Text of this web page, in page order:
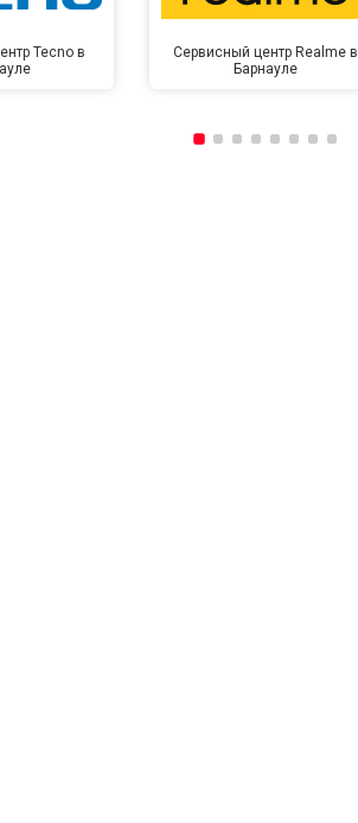
Tecno в
Сервисный центр Realme в
Барнауле